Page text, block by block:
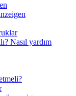
Nasıl yardım